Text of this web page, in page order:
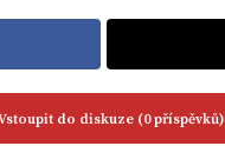
do diskuze (0 příspěvků)